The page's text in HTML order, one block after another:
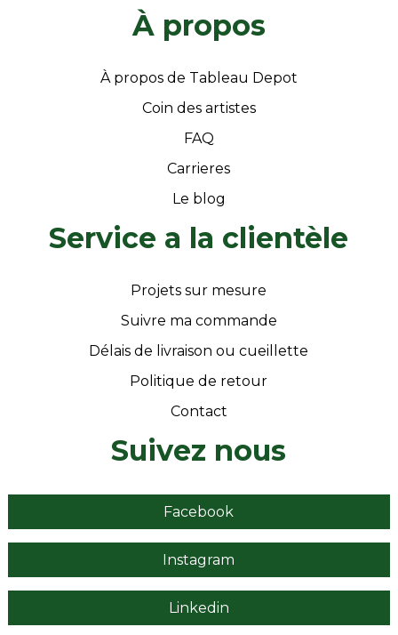
À propos
À propos de Tableau Depot
Coin des artistes
FAQ
Carrieres
Le blog
Service a la clientèle
Projets sur mesure
Suivre ma commande
Délais de livraison ou cueillette
Politique de retour
Contact
Suivez nous
Facebook
Instagram
Linkedin